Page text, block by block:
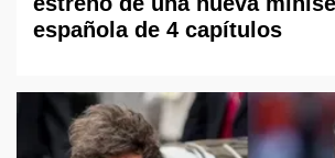
española de 4 capítulos